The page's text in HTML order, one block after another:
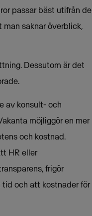
passar bäst utifrån de
saknar överblick,
Dessutom är det
av konsult- och
möjliggör en mer
och kostnad.
HR eller
frigör
och att kostnader för